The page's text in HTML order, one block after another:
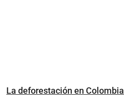
La deforestación en Colombia